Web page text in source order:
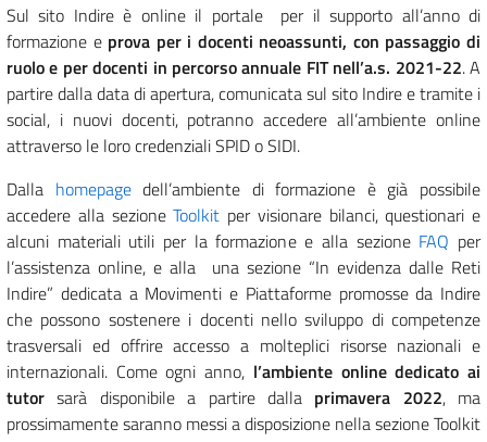
Sul sito Indire è online il portale per il supporto all’anno di
formazione e prova per i docenti neoassunti, con passaggio di
ruolo e per docenti in percorso annuale FIT nell’a.s. 2021-22. A
partire dalla data di apertura, comunicata sul sito Indire e tramite i
social, i nuovi docenti, potranno accedere all’ambiente online
attraverso le loro credenziali SPID o SIDI.
Dalla homepagedell’ambiente di formazione è già possibile
accedere alla sezioneToolkit per visionare bilanci, questionari e
alcuni materiali utili per la formazione e alla sezione FAQ per
l’assistenza online, e alla una sezione “In evidenza dalle Reti
Indire” dedicata a Movimenti e Piattaforme promosse da Indire
che possono sostenere i docenti nello sviluppo di competenze
trasversali ed offrire accesso a molteplici risorse nazionali e
internazionali. Come ogni anno, l’ambiente online dedicato ai
tutor sarà disponibile a partire dalla primavera 2022, ma
prossimamente saranno messi a disposizione nella sezione Toolkit